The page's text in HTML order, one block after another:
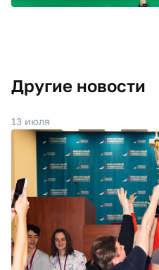
Другие новости
13 июля